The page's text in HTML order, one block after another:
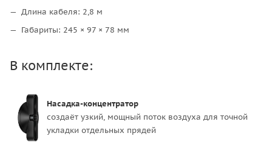
Длина кабеля: 2,8 м
Габариты: 245 × 97 × 78 мм
В комплекте:
Насадка-концентратор
создаёт узкий, мощный поток воздуха для точной
укладки отдельных прядей